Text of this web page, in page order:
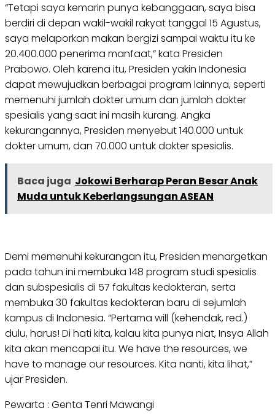
“Tetapi saya kemarin punya kebanggaan, saya bisa
berdiri di depan wakil-wakil rakyat tanggal 15 Agustus,
saya melaporkan makan bergizi sampai waktu itu ke
20.400.000 penerima manfaat,” kata Presiden
Prabowo. Oleh karena itu, Presiden yakin Indonesia
dapat mewujudkan berbagai program lainnya, seperti
memenuhi jumlah dokter umum dan jumlah dokter
spesialis yang saat ini masih kurang. Angka
kekurangannya, Presiden menyebut 140.000 untuk
dokter umum, dan 70.000 untuk dokter spesialis.
Baca juga Jokowi Berharap Peran Besar Anak
Muda untuk Keberlangsungan ASEAN
Demi memenuhi kekurangan itu, Presiden menargetkan
pada tahun ini membuka 148 program studi spesialis
dan subspesialis di 57 fakultas kedokteran, serta
membuka 30 fakultas kedokteran baru di sejumlah
kampus di Indonesia. “Pertama will (kehendak, red.)
dulu, harus! Di hati kita, kalau kita punya niat, Insya Allah
kita akan mencapai itu. We have the resources, we
have to manage our resources. Kita nanti, kita lihat,”
ujar Presiden.
Pewarta : Genta Tenri Mawangi